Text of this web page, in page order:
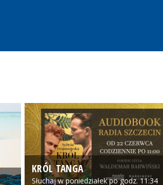
KRÓL TANGA
Słuchaj w poniedziałek po godz. 11:34